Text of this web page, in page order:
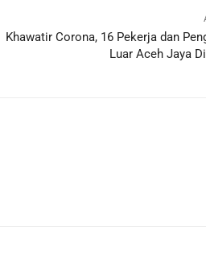
Khawatir Corona, 16 Pekerja dan
Luar Aceh Jaya